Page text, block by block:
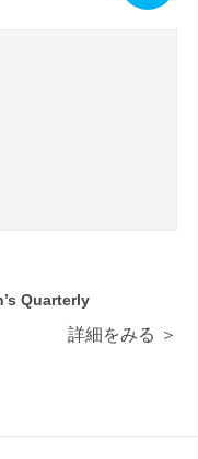
Quarterly
詳細をみる ＞